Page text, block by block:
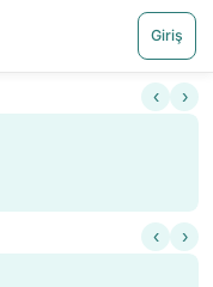
Giriş
‹ ›
‹ ›